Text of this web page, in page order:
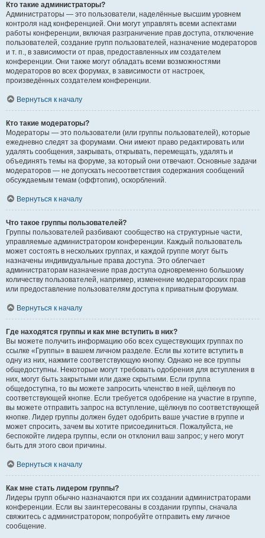
Кто такие администраторы?
Администраторы — это пользователи, наделённые высшим уровнем
контроля над конференцией. Они могут управлять всеми аспектами
работы конференции, включая разграничение прав доступа, отключение
пользователей, создание групп пользователей, назначение модераторов
и т. п., в зависимости от прав, предоставленных им создателем
конференции. Они также могут обладать всеми возможностями
модераторов во всех форумах, в зависимости от настроек,
произведённых создателем конференции.
Вернуться к началу
Кто такие модераторы?
Модераторы — это пользователи (или группы пользователей), которые
ежедневно следят за форумами. Они имеют право редактировать или
удалять сообщения, закрывать, открывать, перемещать, удалять и
объединять темы на форуме, за который они отвечают. Основные задачи
модераторов — не допускать несоответствия содержания сообщений
обсуждаемым темам (оффтопик), оскорблений.
Вернуться к началу
Что такое группы пользователей?
Группы пользователей разбивают сообщество на структурные части,
управляемые администратором конференции. Каждый пользователь
может состоять в нескольких группах, и каждой группе могут быть
назначены индивидуальные права доступа. Это облегчает
администраторам назначение прав доступа одновременно большому
количеству пользователей, например, изменение модераторских прав
или предоставление пользователям доступа к приватным форумам.
Вернуться к началу
Где находятся группы и как мне вступить в них?
Вы можете получить информацию обо всех существующих группах по
ссылке «Группы» в вашем личном разделе. Если вы хотите вступить в
одну из них, нажмите соответствующую кнопку. Однако не все группы
общедоступны. Некоторые могут требовать одобрения для вступления в
них, могут быть закрытыми или даже скрытыми. Если группа
общедоступна, то вы можете запросить членство в ней, щёлкнув по
соответствующей кнопке. Если требуется одобрение на участие в группе,
вы можете отправить запрос на вступление, щёлкнув по соответствующей
кнопке. Лидер группы должен будет одобрить ваше участие в группе и
может спросить, зачем вы хотите присоединиться. Пожалуйста, не
беспокойте лидера группы, если он отклонил ваш запрос; у него могут
быть для этого свои причины.
Вернуться к началу
Как мне стать лидером группы?
Лидеры групп обычно назначаются при их создании администраторами
конференции. Если вы заинтересованы в создании группы, сначала
свяжитесь с администратором; попробуйте отправить ему личное
сообщение.